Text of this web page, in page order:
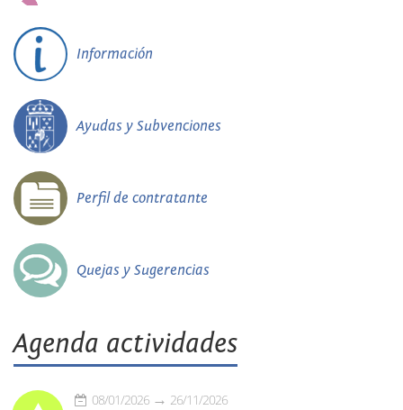
Información
Ayudas y Subvenciones
Perfil de contratante
Quejas y Sugerencias
Agenda actividades
08/01/2026 26/11/2026